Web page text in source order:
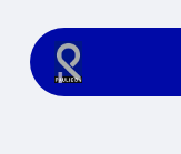
main
content